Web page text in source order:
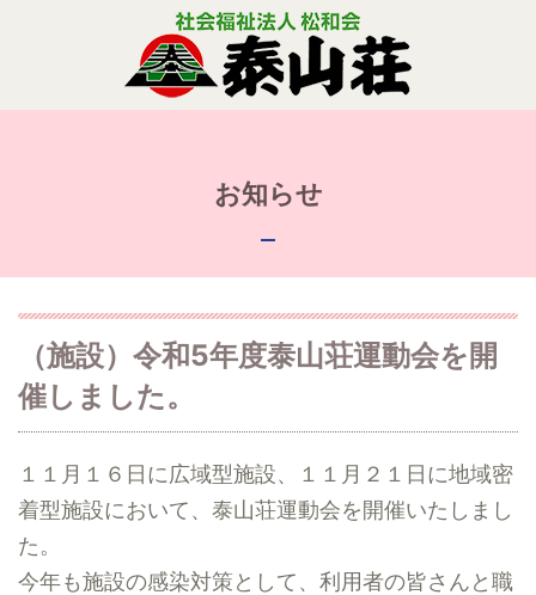
お知らせ
（施設）令和5年度泰山荘運動会を開
催しました。
１１月１６日に広域型施設、１１月２１日に地域密
着型施設において、泰山荘運動会を開催いたしまし
た。
今年も施設の感染対策として、利用者の皆さんと職